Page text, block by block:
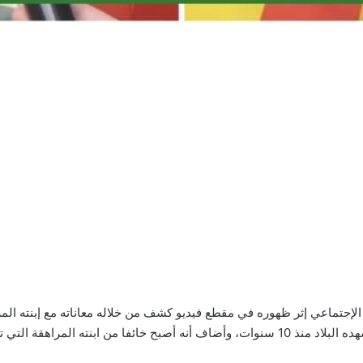
التي تغيرت تصرفاتها كثيرا.